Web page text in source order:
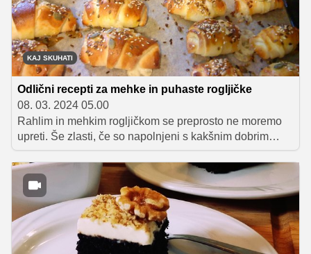
KAJ SKUHATI
Odlični recepti za mehke in puhaste rogljičke
08. 03. 2024 05.00
Rahlim in mehkim rogljičkom se preprosto ne moremo
upreti. Še zlasti, če so napolnjeni s kakšnim dobrim
nadevom, kot sta na primer domača marmelada in
čokoladni namaz, ali pa kombinacija šunke in sira v
primeru slanih rogljičkov. Receptov za pripravo domačih
rogljičkov je veliko, mi vam ponujamo naših sedem
najljubših.